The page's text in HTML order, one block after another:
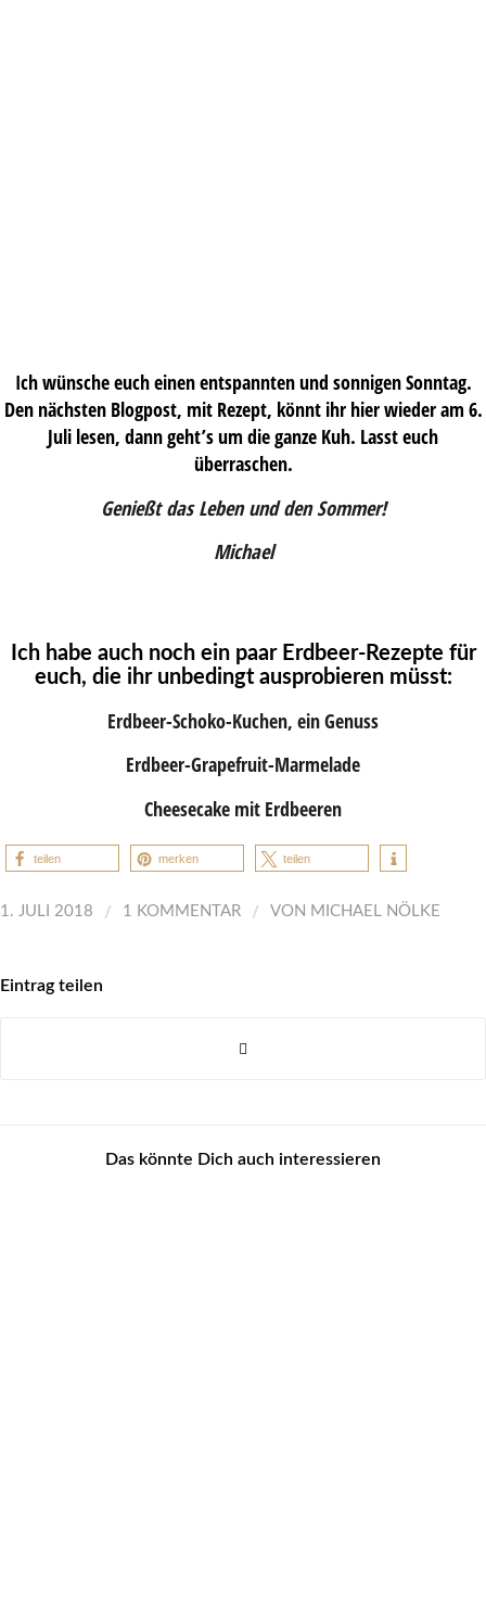
Ich wünsche euch einen entspannten und sonnigen Sonntag.
Den nächsten Blogpost, mit Rezept, könnt ihr hier wieder am 6.
Juli lesen, dann geht’s um die ganze Kuh. Lasst euch
überraschen.
Genießt das Leben und den Sommer!
Michael
Ich habe auch noch ein paar Erdbeer-Rezepte für
euch, die ihr unbedingt ausprobieren müsst:
Erdbeer-Schoko-Kuchen, ein Genuss
Erdbeer-Grapefruit-Marmelade
Cheesecake mit Erdbeeren
teilen merken teilen
1. JULI 2018 / 1 KOMMENTAR / VON MICHAEL NÖLKE
Eintrag teilen
Das könnte Dich auch interessieren